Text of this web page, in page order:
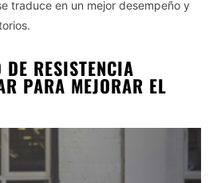
traduce en un mejor desempeño y
DE RESISTENCIA
PARA MEJORAR EL